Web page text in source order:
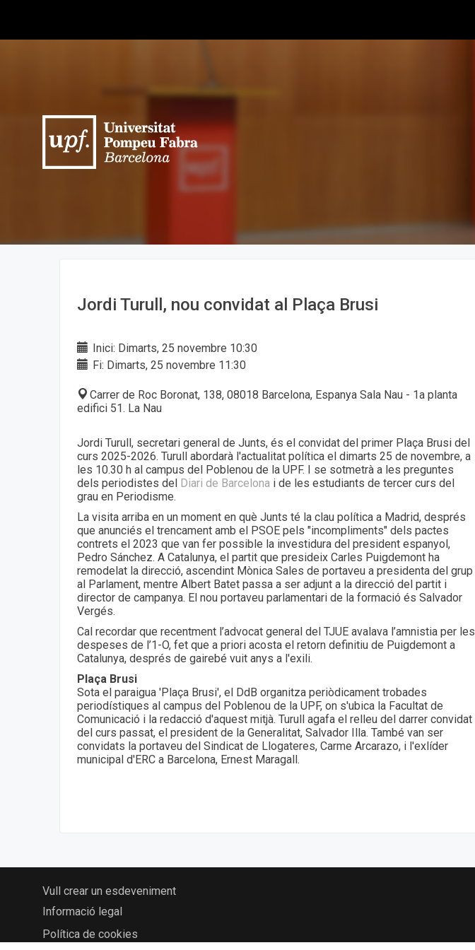
Jordi Turull, nou convidat al Plaça Brusi
Inici: Dimarts, 25 novembre 10:30
Fi: Dimarts, 25 novembre 11:30
Carrer de Roc Boronat, 138, 08018 Barcelona, Espanya Sala Nau - 1a planta
edifici 51. La Nau
Jordi Turull, secretari general de Junts, és el convidat del primer Plaça Brusi del
curs 2025-2026. Turull abordarà l'actualitat política el dimarts 25 de novembre, a
les 10.30 h al campus del Poblenou de la UPF. I se sotmetrà a les preguntes
dels periodistes del Diari de Barcelona i de les estudiants de tercer curs del
grau en Periodisme.
La visita arriba en un moment en què Junts té la clau política a Madrid, després
que anunciés el trencament amb el PSOE pels "incompliments" dels pactes
contrets el 2023 que van fer possible la investidura del president espanyol,
Pedro Sánchez. A Catalunya, el partit que presideix Carles Puigdemont ha
remodelat la direcció, ascendint Mònica Sales de portaveu a presidenta del grup
al Parlament, mentre Albert Batet passa a ser adjunt a la direcció del partit i
director de campanya. El nou portaveu parlamentari de la formació és Salvador
Vergés.
Cal recordar que recentment l’advocat general del TJUE avalava l’amnistia per les
despeses de l’1-O, fet que a priori acosta el retorn definitiu de Puigdemont a
Catalunya, després de gairebé vuit anys a l'exili.
Plaça Brusi
Sota el paraigua 'Plaça Brusi', el DdB organitza periòdicament trobades
periodístiques al campus del Poblenou de la UPF, on s'ubica la Facultat de
Comunicació i la redacció d'aquest mitjà. Turull agafa el relleu del darrer convidat
del curs passat, el president de la Generalitat, Salvador Illa. També van ser
convidats la portaveu del Sindicat de Llogateres, Carme Arcarazo, i l'exlíder
municipal d'ERC a Barcelona, Ernest Maragall.
Vull crear un esdeveniment
Informació legal
Política de cookies